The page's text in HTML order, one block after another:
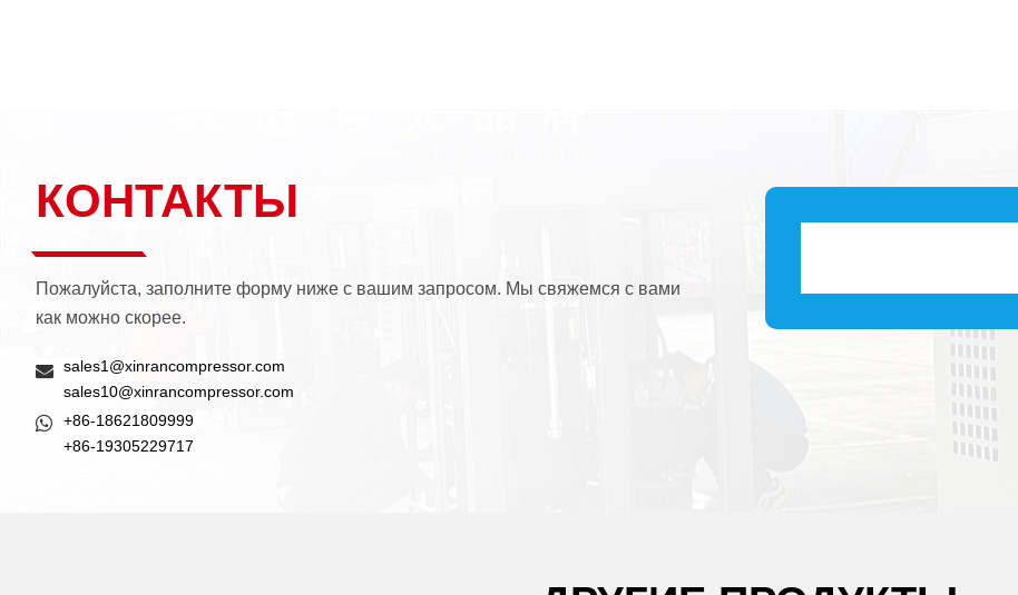
КОНТАКТЫ
Пожалуйста, заполните форму ниже с вашим запросом. Мы свяжемся с вами
как можно скорее.
sales1@xinrancompressor.com
sales10@xinrancompressor.com
+86-18621809999
+86-19305229717